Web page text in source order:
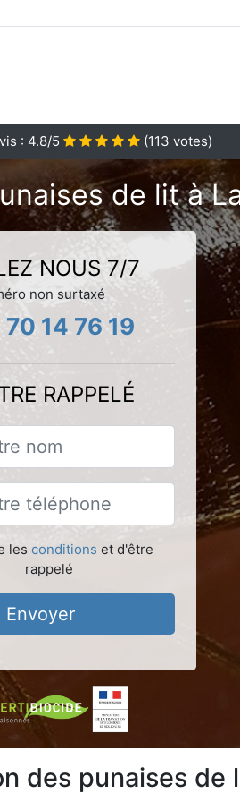
: 4.8/5 (113 votes)
de lit à
NOUS 7/7
non surtaxé
14 76 19
RAPPELÉ
les conditions et d'être
rappelé
Envoyer
des punaises de